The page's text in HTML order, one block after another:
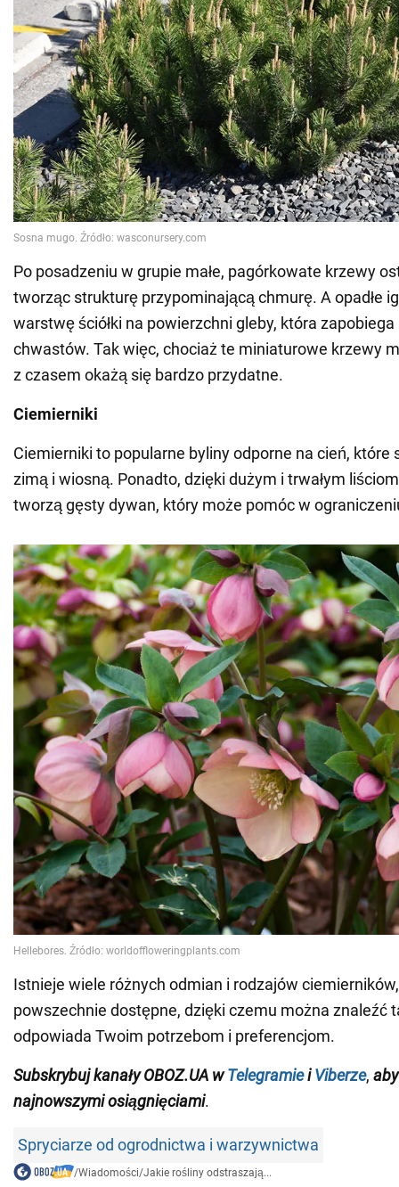
Po posadzeniu w grupie małe, pagórkowate krzewy
tworząc strukturę przypominającą chmurę. A opadłe
warstwę ściółki na powierzchni gleby, która zapobiega
chwastów. Tak więc, chociaż te miniaturowe krzewy
z czasem okażą się bardzo przydatne.
Ciemierniki
Ciemierniki to popularne byliny odporne na cień, które
zimą i wiosną. Ponadto, dzięki dużym i trwałym
tworzą gęsty dywan, który może pomóc w
Istnieje wiele różnych odmian i rodzajów
powszechnie dostępne, dzięki czemu można znaleźć
odpowiada Twoim potrzebom i preferencjom.
Subskrybuj kanały OBOZ.UA wTelegramieiViberze,
najnowszymi osiągnięciami.
Spryciarze od ogrodnictwa i warzywnictwa
/Wiadomości/Jakie rośliny odstraszają...